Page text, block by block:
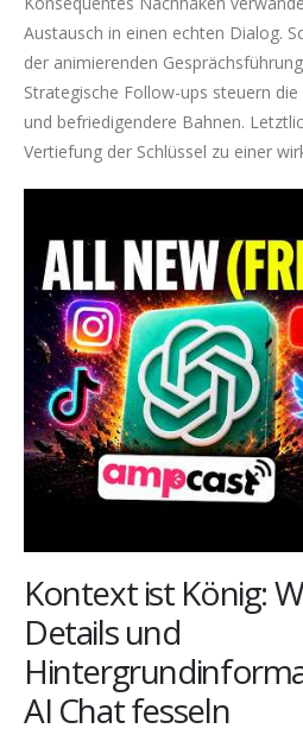
Austausch in einen echten Dialog.
der animierenden
Strategische Follow-ups steuern
und befriedigendere Bahnen.
Vertiefung der Schlüssel zu einer
Kontext ist König:
Details und
AI Chat fesseln